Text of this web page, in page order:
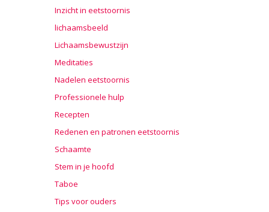
Inzicht in eetstoornis
lichaamsbeeld
Lichaamsbewustzijn
Meditaties
Nadelen eetstoornis
Professionele hulp
Recepten
Redenen en patronen eetstoornis
Schaamte
Stem in je hoofd
Taboe
Tips voor ouders